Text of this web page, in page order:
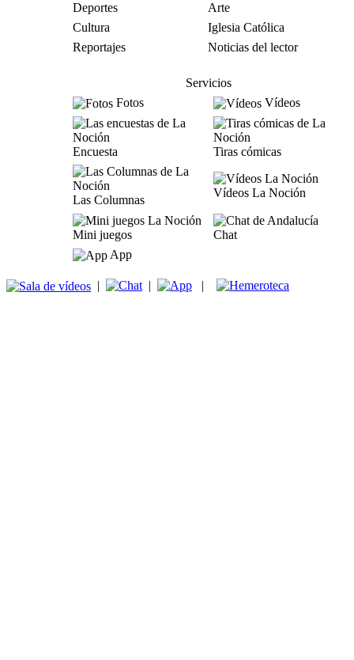
Deportes
Arte
Cultura
Iglesia Católica
Reportajes
Noticias del lector
Servicios
Fotos
Vídeos
Encuesta Tiras cómicas
Las Columnas
Vídeos La Noción
Mini juegos
Chat
App
| | |